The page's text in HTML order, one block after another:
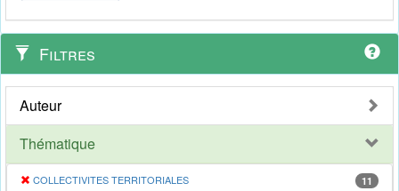
Filtres
Auteur
Thématique
COLLECTIVITES TERRITORIALES 11